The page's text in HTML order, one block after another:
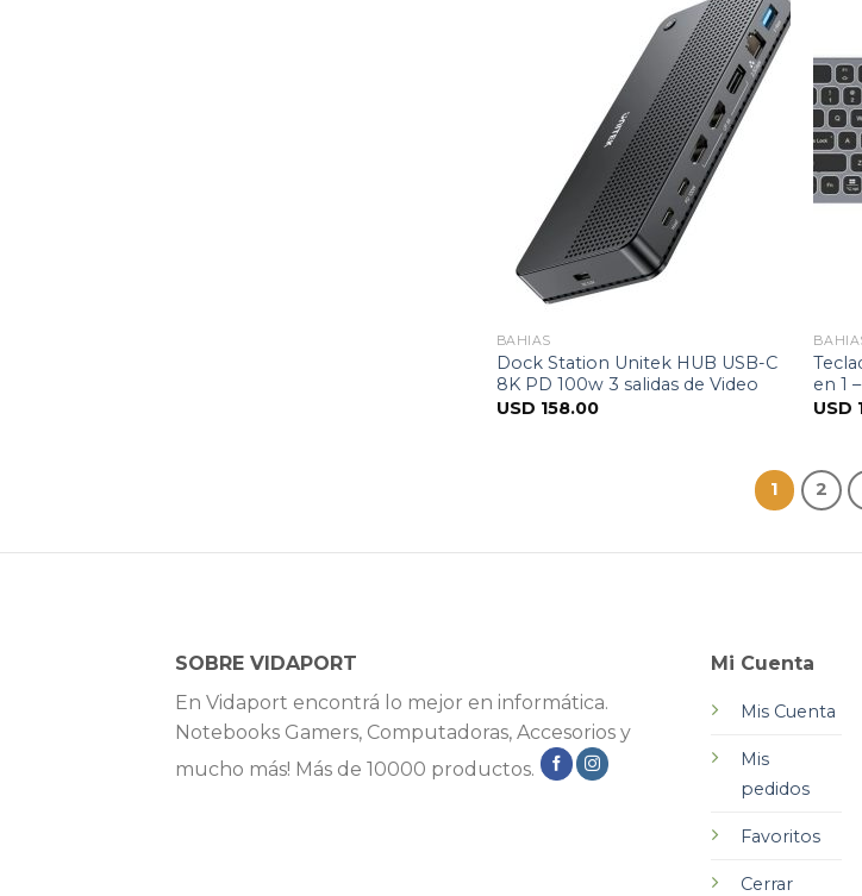
BAHIAS
Dock Station Unitek HUB USB-C
8K PD 100w 3 salidas de Video
USD 158.00
en 1
USD
1 2
SOBRE VIDAPORT
En Vidaport encontrá lo mejor en informática.
Notebooks Gamers, Computadoras, Accesorios y
mucho más! Más de 10000 productos.
Mi Cuenta
Mis Cuenta
Mis
pedidos
Favoritos
Cerrar